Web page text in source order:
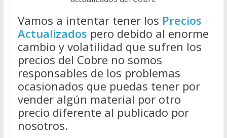
Vamos a intentar tener los Precios
Actualizados pero debido al enorme
cambio y volatilidad que sufren los
precios del Cobre no somos
responsables de los problemas
ocasionados que puedas tener por
vender algún material por otro
precio diferente al publicado por
nosotros.